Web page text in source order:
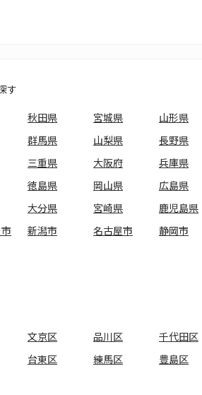
す
秋田県 宮城県 山形県
群馬県 山梨県 長野県
三重県 大阪府 兵庫県
徳島県 岡山県 広島県
大分県 宮崎県 鹿児島県
新潟市 名古屋市 静岡市
文京区 品川区 千代田区
台東区 練馬区 豊島区